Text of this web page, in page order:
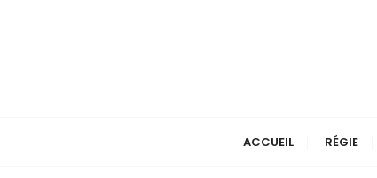
ACCUEIL RÉGIE